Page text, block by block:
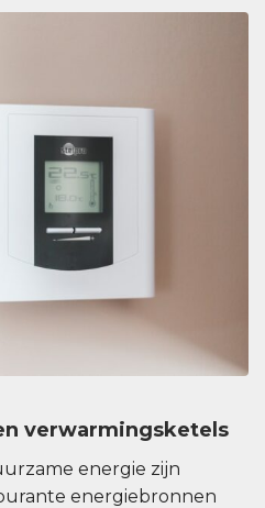
verwarmingsketels
energie zijn
energiebronnen